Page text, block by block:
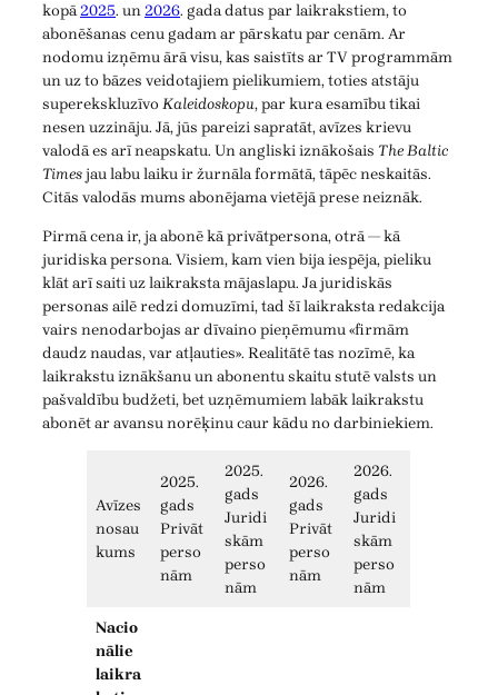
kopā2025. un2026. gada datus par laikrakstiem, to
abonēšanas cenu gadam ar pārskatu par cenām. Ar
nodomu izņēmu ārā visu, kas saistīts ar TV programmām
un uz to bāzes veidotajiem pielikumiem, toties atstāju
superekskluzīvoKaleidoskopu, par kura esamību tikai
nesen uzzināju. Jā, jūs pareizi sapratāt, avīzes krievu
valodā es arī neapskatu. Un angliski iznākošais The Baltic
Timesjau labu laiku ir žurnāla formātā, tāpēc neskaitās.
Citās valodās mums abonējama vietējā prese neiznāk.
Pirmā cena ir, ja abonē kā privātpersona, otrā — kā
juridiska persona. Visiem, kam vien bija iespēja, pieliku
klāt arī saiti uz laikraksta mājaslapu. Ja juridiskās
personas ailē redzi domuzīmi, tad šī laikraksta redakcija
vairs nenodarbojas ar dīvaino pieņēmumu «firmām
daudz naudas, var atļauties». Realitātē tas nozīmē, ka
laikrakstu iznākšanu un abonentu skaitu stutē valsts un
pašvaldību budžeti, bet uzņēmumiem labāk laikrakstu
abonēt ar avansu norēķinu caur kādu no darbiniekiem.
Avīzes
nosau
kums
2025.
gads
Privāt
perso
nām
2025.
gads
Juridi
skām
perso
nām
2026.
gads
Privāt
perso
nām
2026.
gads
Juridi
skām
perso
nām
Nacio
nālie
laikra